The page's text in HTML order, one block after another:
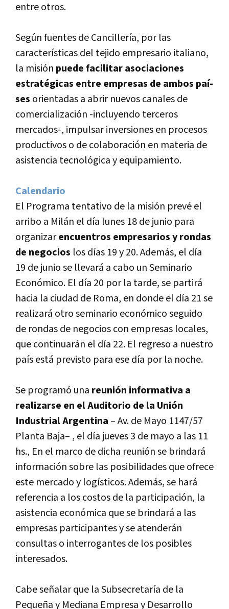
entre otros.
Según fuentes de Cancillerí­a, por las
caracterí­sticas del tejido empresario italiano,
la misión puede facilitar asociaciones
estratégicas entre empresas de ambos paí­
ses orientadas a abrir nuevos canales de
comercialización -incluyendo terceros
mercados-, impulsar inversiones en procesos
productivos o de colaboración en materia de
asistencia tecnológica y equipamiento.
Calendario
El Programa tentativo de la misión prevé el
arribo a Milán el dí­a lunes 18 de junio para
organizarencuentros empresarios y rondas
de negocios los dí­as 19 y 20. Además, el dí­a
19 de junio se llevará a cabo un Seminario
Económico. El dí­a 20 por la tarde, se partirá
hacia la ciudad de Roma, en donde el dí­a 21 se
realizará otro seminario económico seguido
de rondas de negocios con empresas locales,
que continuarán el dí­a 22. El regreso a nuestro
paí­s está previsto para ese dí­a por la noche.
Se programó una reunión informativa a
realizarse en el Auditorio de la Unión
Industrial Argentina – Av. de Mayo 1147/57
Planta Baja– , el dí­a jueves 3 de mayo a las 11
hs., En el marco de dicha reunión se brindará
información sobre las posibilidades que ofrece
este mercado y logí­sticos. Además, se hará
referencia a los costos de la participación, la
asistencia económica que se brindará a las
empresas participantes y se atenderán
consultas o interrogantes de los posibles
interesados.
Cabe señalar que la Subsecretarí­a de la
Pequeña y Mediana Empresa y Desarrollo